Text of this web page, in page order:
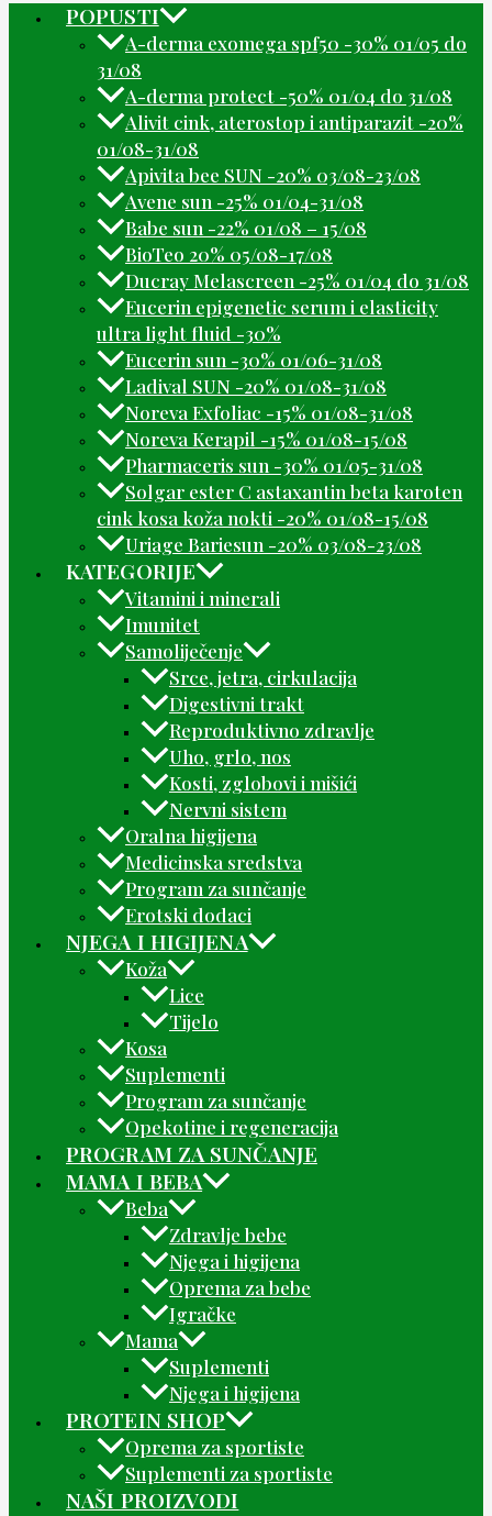
POPUSTI
A-derma exomega spf50 -30% 01/05 do
31/08
A-derma protect -50% 01/04 do 31/08
Alivit cink, aterostop i antiparazit -20%
01/08-31/08
Apivita bee SUN -20% 03/08-23/08
Avene sun -25% 01/04-31/08
Babe sun -22% 01/08 – 15/08
BioTeo 20% 05/08-17/08
Ducray Melascreen -25% 01/04 do 31/08
Eucerin epigenetic serum i elasticity
ultra light fluid -30%
Eucerin sun -30% 01/06-31/08
Ladival SUN -20% 01/08-31/08
Noreva Exfoliac -15% 01/08-31/08
Noreva Kerapil -15% 01/08-15/08
Pharmaceris sun -30% 01/05-31/08
Solgar ester C astaxantin beta karoten
cink kosa koža nokti -20% 01/08-15/08
Uriage Bariesun -20% 03/08-23/08
KATEGORIJE
Vitamini i minerali
Imunitet
Samoliječenje
Srce, jetra, cirkulacija
Digestivni trakt
Reproduktivno zdravlje
Uho, grlo, nos
Kosti, zglobovi i mišići
Nervni sistem
Oralna higijena
Medicinska sredstva
Program za sunčanje
Erotski dodaci
NJEGA I HIGIJENA
Koža
Lice
Tijelo
Kosa
Suplementi
Program za sunčanje
Opekotine i regeneracija
PROGRAM ZA SUNČANJE
MAMA I BEBA
Beba
Zdravlje bebe
Njega i higijena
Oprema za bebe
Igračke
Mama
Suplementi
Njega i higijena
PROTEIN SHOP
Oprema za sportiste
Suplementi za sportiste
NAŠI PROIZVODI